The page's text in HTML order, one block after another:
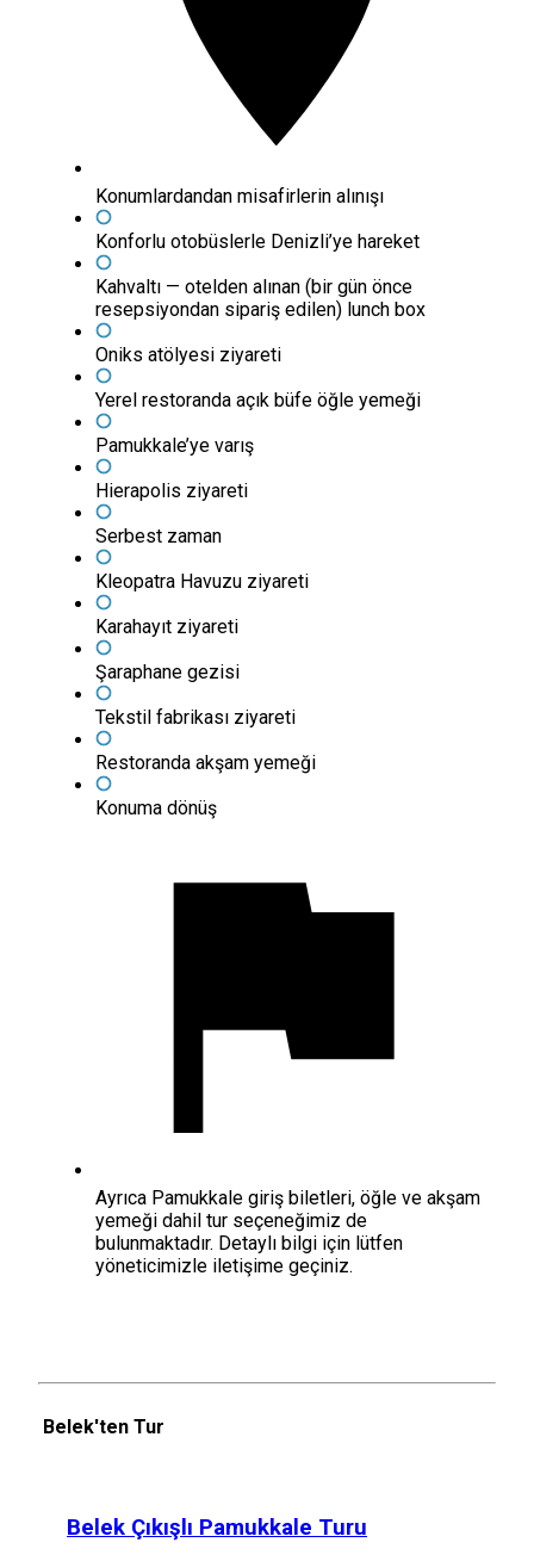
Konumlardandan misafirlerin alınışı
Konforlu otobüslerle Denizli’ye hareket
Kahvaltı — otelden alınan (bir gün önce
resepsiyondan sipariş edilen) lunch box
Oniks atölyesi ziyareti
Yerel restoranda açık büfe öğle yemeği
Pamukkale’ye varış
Hierapolis ziyareti
Serbest zaman
Kleopatra Havuzu ziyareti
Karahayıt ziyareti
Şaraphane gezisi
Tekstil fabrikası ziyareti
Restoranda akşam yemeği
Konuma dönüş
Ayrıca Pamukkale giriş biletleri, öğle ve akşam
yemeği dahil tur seçeneğimiz de
bulunmaktadır. Detaylı bilgi için lütfen
yöneticimizle iletişime geçiniz.
Belek'ten Tur
Belek Çıkışlı Pamukkale Turu